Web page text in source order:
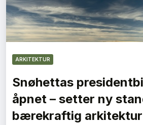
ARKITEKTUR
Snøhettas
åpnet – setter ny
bærekraftig arkitektur